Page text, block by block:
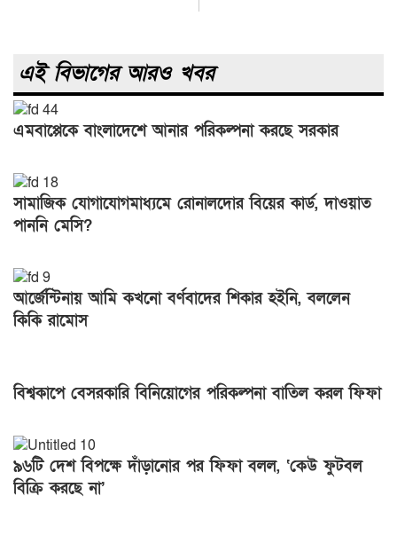
এই বিভাগের আরও খবর
এমবাপ্পেকে বাংলাদেশে আনার পরিকল্পনা করছে সরকার
সামাজিক যোগাযোগমাধ্যমে রোনালদোর বিয়ের কার্ড, দাওয়াত
পাননি মেসি?
আর্জেন্টিনায় আমি কখনো বর্ণবাদের শিকার হইনি, বললেন
কিকি রামোস
বিশ্বকাপে বেসরকারি বিনিয়োগের পরিকল্পনা বাতিল করল ফিফা
৯৬টি দেশ বিপক্ষে দাঁড়ানোর পর ফিফা বলল, ‘কেউ ফুটবল
বিক্রি করছে না’